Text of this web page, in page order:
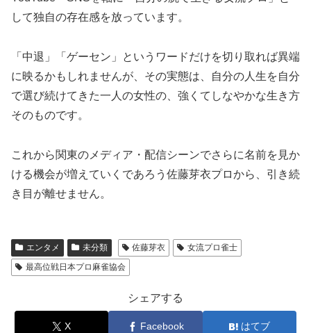
して独自の存在感を放っています。
「中退」「ゲーセン」というワードだけを切り取れば異端
に映るかもしれませんが、その実態は、自分の人生を自分
で選び続けてきた一人の女性の、強くてしなやかな生き方
そのものです。
これから関東のメディア・配信シーンでさらに名前を見か
ける機会が増えていくであろう佐藤芽衣プロから、引き続
き目が離せません。
エンタメ 未分類 佐藤芽衣
女流プロ雀士
最高位戦日本プロ麻雀協会
シェアする
X Facebook はてブ